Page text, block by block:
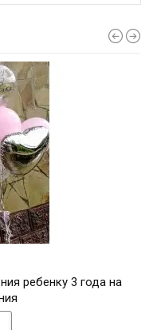
ребенку 3 года на